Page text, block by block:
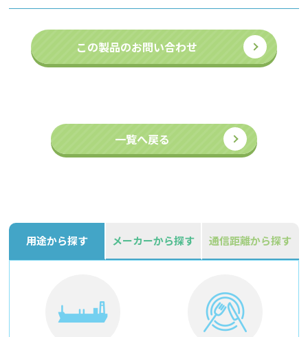
この製品のお問い合わせ
一覧へ戻る
用途から探す メーカーから探す 通信距離から探す